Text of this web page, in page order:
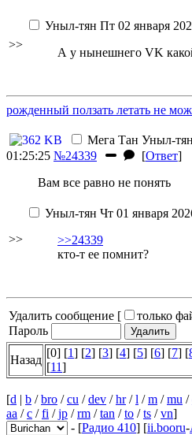
>>
Уныл-тян Пт 02 января
А у нынешнего VK
рожденный ползать летать не
Мега Тан Уныл-тян
01:25:25 №24339 [Ответ]
Вам все равно не понять
>>
Уныл-тян Чт 01 января
>>24339
кто-т ее помнит?
Удалить сообщение [ только
Пароль
Назад
[0] [1] [2] [3] [4] [5] [6] [7] [
[11]
[d | b /bro /cu /dev /hr/l /m /mu /
aa /c /fi /jp /rm /tan /to /ts /vn]
- [Радио 410] [ii.booru-